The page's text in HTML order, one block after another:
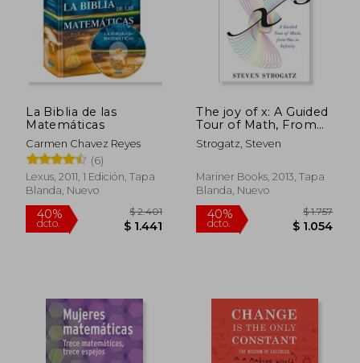
La Biblia de las
Matemáticas
Carmen Chavez Reyes
(6)
Lexus, 2011, 1 Edición, Tapa
Blanda, Nuevo
40%
dcto. $ 1.441
The joy of x: A Guided
Tour of Math, From
one to Infinity (en
Inglés)
Strogatz, Steven
Mariner Books, 2013, Tapa
Blanda, Nuevo
40%
dcto.